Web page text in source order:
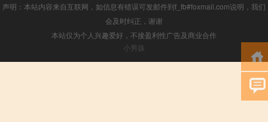
声明：本站内容来自互联网，如信息有错误可发邮件到f_fb#foxmail.com说明，我们
会及时纠正，谢谢
本站仅为个人兴趣爱好，不接盈利性广告及商业合作
小男孩